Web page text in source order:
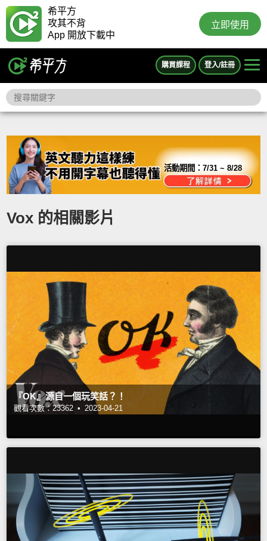
希平方
攻其不背
App 開放下載中
立即使用
購買課程 登入/註冊
活動期間：7/31 ~ 8/28
Vox 的相關影片
『OK』源自一個玩笑話？！
觀看次數：23362 • 2023-04-21